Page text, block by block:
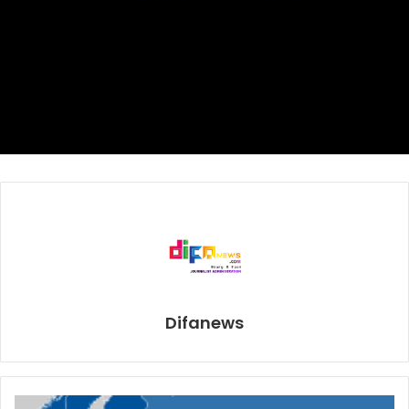
dalam latihan ia dan rekan-rekan selalu fokus dan sama tim
pelatih terus mematangkan taktik permainan.
“Thailand tim yang kuat, namun kami optimis mampu
AFF U-22 lalu sudah kami lupakan apalagi sekarang materi
Difanews